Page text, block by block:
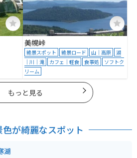
美幌峠
絶景スポット 絶景ロード 山｜高原
湖
｜川｜滝
カフェ｜軽食 食事処
ソフトク
リーム
もっと見る
が綺麗なスポット
湖